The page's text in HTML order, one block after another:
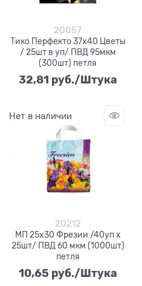
20057
Тико Перфекто 37х40 Цветы
/ 25шт в уп/ ПВД 95мкм
(300шт) петля
32,81 руб./Штука
Нет в наличии
20212
МП 25х30 Фрезии /40уп х
25шт/ ПВД 60 мкм (1000шт)
петля
10,65 руб./Штука